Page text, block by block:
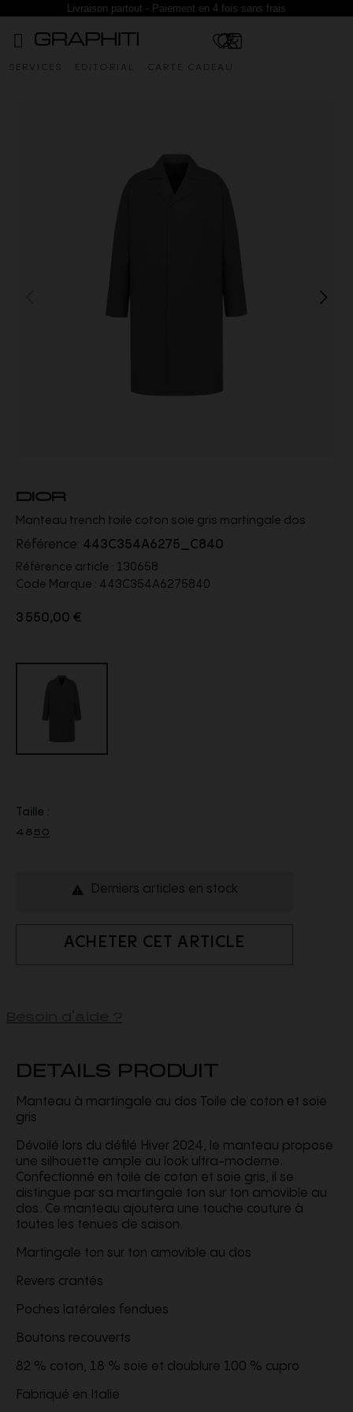
Livraison partout - Paiement en 4 fois sans frais
SERVICES EDITORIAL CARTE CADEAU
DIOR
Manteau trench toile coton soie gris martingale dos
Référence: 443C354A6275_C840
Référence article : 130658
Code Marque : 443C354A6275840
3 550,00 €
Taille :
4850
 Derniers articles en stock
ACHETER CET ARTICLE
DETAILS PRODUIT
Manteau à martingale au dos Toile de coton et soie
gris
Dévoilé lors du défilé Hiver 2024, le manteau propose
une silhouette ample au look ultra-moderne.
Confectionné en toile de coton et soie gris, il se
distingue par sa martingale ton sur ton amovible au
dos. Ce manteau ajoutera une touche couture à
toutes les tenues de saison.
Martingale ton sur ton amovible au dos
Revers crantés
Poches latérales fendues
Boutons recouverts
82 % coton, 18 % soie et doublure 100 % cupro
Fabriqué en Italie